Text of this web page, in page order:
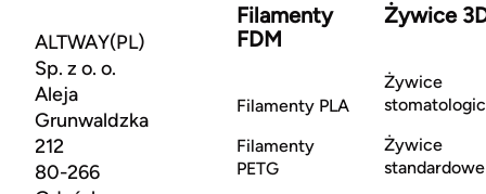
ALTWAY(PL)
Sp. z o. o.
Aleja
Grunwaldzka
212
80-266
Filamenty
FDM
Filamenty PLA
Filamenty
PETG
Żywice
Żywice
Żywice
standardowe